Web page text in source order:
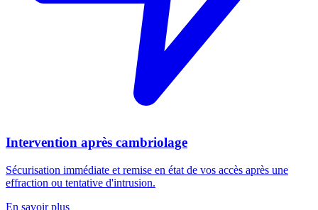
Intervention après cambriolage
Sécurisation immédiate et remise en état de vos accès après une
effraction ou tentative d'intrusion.
En savoir plus